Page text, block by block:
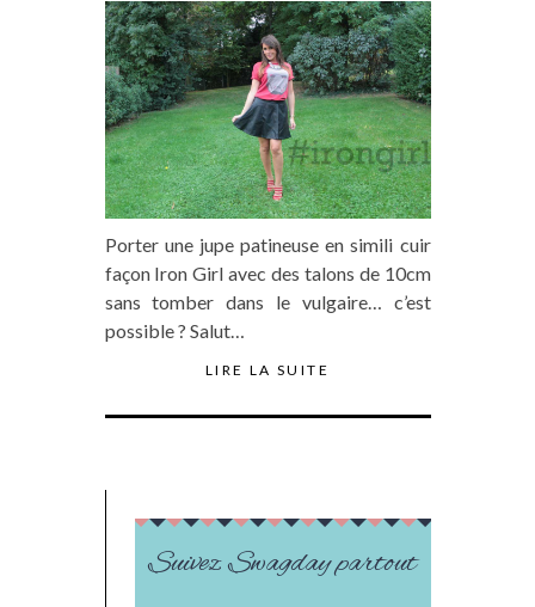
Porter une jupe patineuse en simili cuir
façon Iron Girl avec des talons de 10cm
sans tomber dans le vulgaire… c’est
possible ? Salut…
LIRE LA SUITE
Suivez Swagday partout